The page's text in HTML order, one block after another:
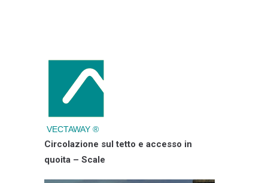
VECTAWAY ®
Circolazione sul tetto e accesso in
quoita – Scale